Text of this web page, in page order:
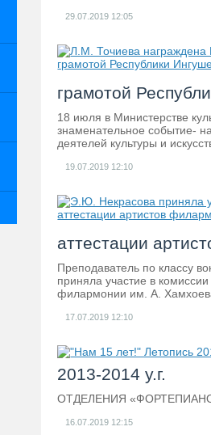
29.07.2019 12:05
грамотой
18 июля в Министерстве
знаменательное событие-
деятелей культуры и
19.07.2019 12:10
аттестации
Преподаватель по классу
приняла участие в
филармонии им. А.
17.07.2019 12:10
2013-2014 у.г.
ОТДЕЛЕНИЯ
16.07.2019 12:15